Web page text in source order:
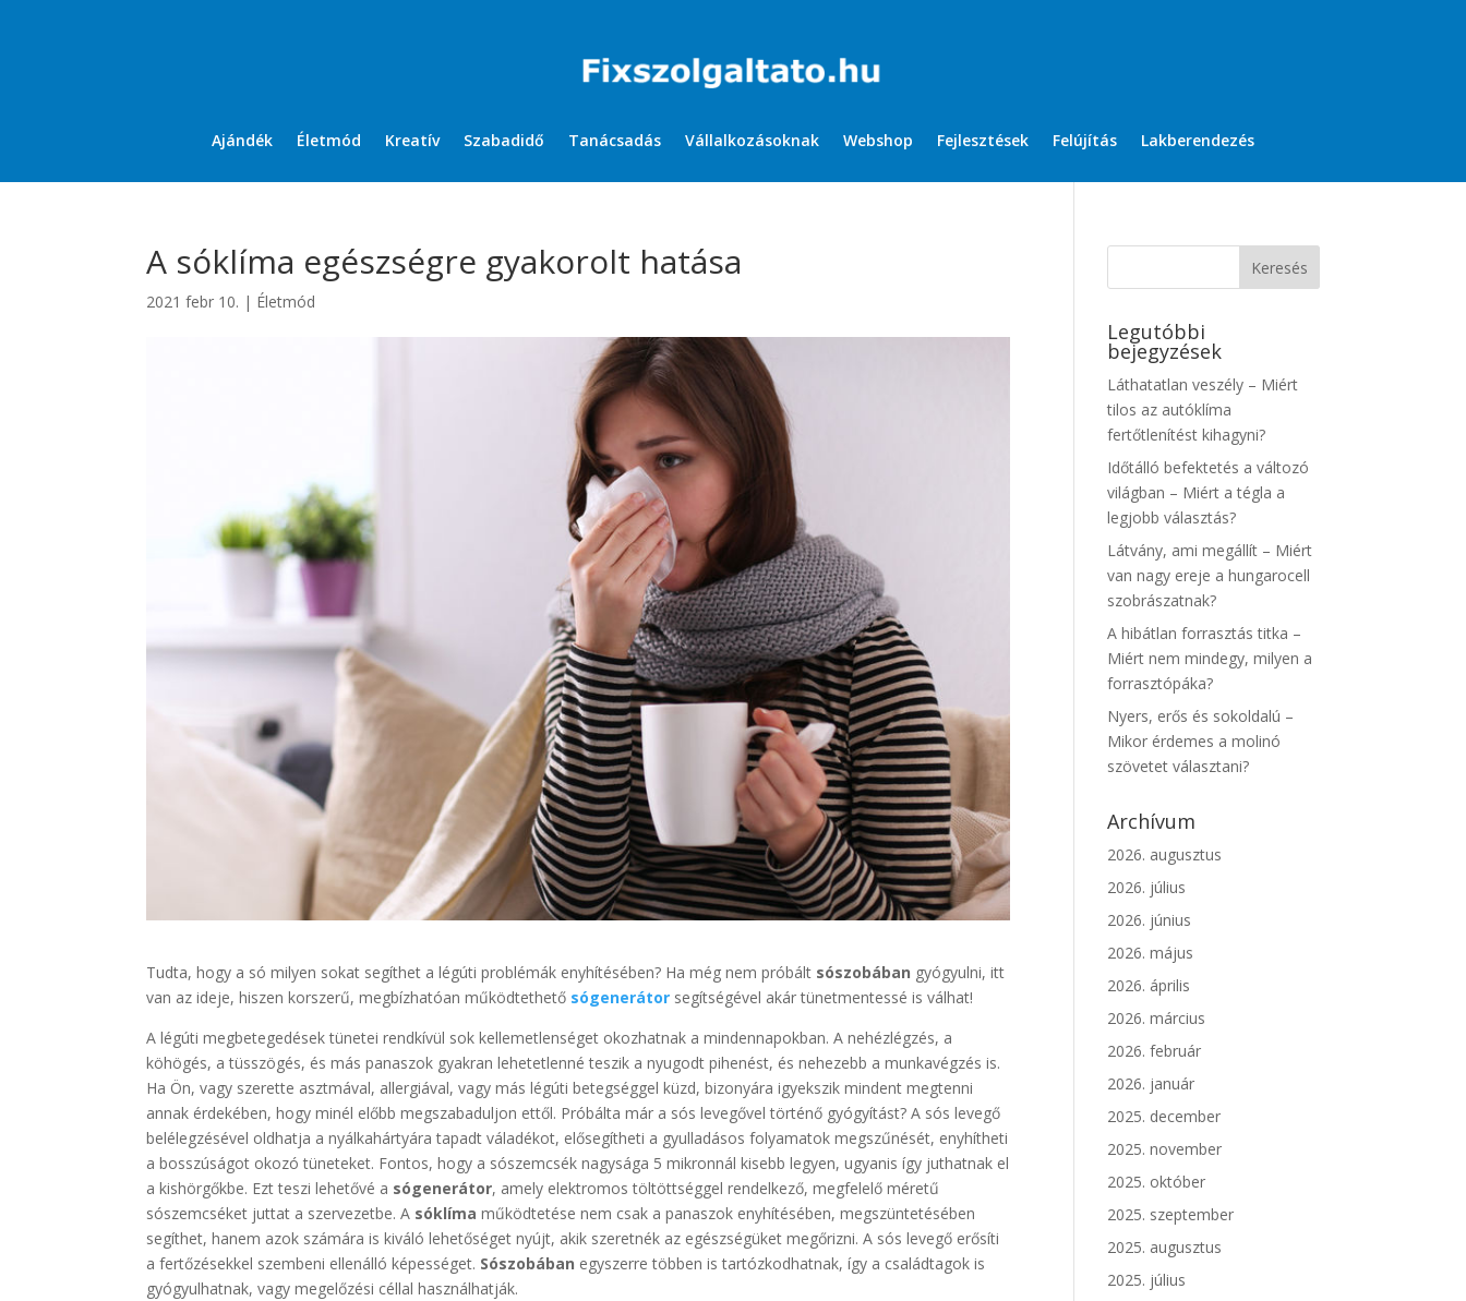
Ajándék Életmód Kreatív Szabadidő Tanácsadás Vállalkozásoknak Webshop Fejlesztések Felújítás Lakberendezés
A sóklíma egészségre gyakorolt hatása
2021 febr 10. | Életmód
Tudta, hogy a só milyen sokat segíthet a légúti problémák enyhítésében? Ha még nem próbált sószobában gyógyulni, itt
van az ideje, hiszen korszerű, megbízhatóan működtethető sógenerátor segítségével akár tünetmentessé is válhat!
A légúti megbetegedések tünetei rendkívül sok kellemetlenséget okozhatnak a mindennapokban. A nehézlégzés, a
köhögés, a tüsszögés, és más panaszok gyakran lehetetlenné teszik a nyugodt pihenést, és nehezebb a munkavégzés is.
Ha Ön, vagy szerette asztmával, allergiával, vagy más légúti betegséggel küzd, bizonyára igyekszik mindent megtenni
annak érdekében, hogy minél előbb megszabaduljon ettől. Próbálta már a sós levegővel történő gyógyítást? A sós levegő
belélegzésével oldhatja a nyálkahártyára tapadt váladékot, elősegítheti a gyulladásos folyamatok megszűnését, enyhítheti
a bosszúságot okozó tüneteket. Fontos, hogy a sószemcsék nagysága 5 mikronnál kisebb legyen, ugyanis így juthatnak el
a kishörgőkbe. Ezt teszi lehetővé a sógenerátor, amely elektromos töltöttséggel rendelkező, megfelelő méretű
sószemcséket juttat a szervezetbe. A sóklíma működtetése nem csak a panaszok enyhítésében, megszüntetésében
segíthet, hanem azok számára is kiváló lehetőséget nyújt, akik szeretnék az egészségüket megőrizni. A sós levegő erősíti
a fertőzésekkel szembeni ellenálló képességet. Sószobában egyszerre többen is tartózkodhatnak, így a családtagok is
gyógyulhatnak, vagy megelőzési céllal használhatják.
Legutóbbi
bejegyzések
Láthatatlan veszély – Miért
tilos az autóklíma
fertőtlenítést kihagyni?
Időtálló befektetés a változó
világban – Miért a tégla a
legjobb választás?
Látvány, ami megállít – Miért
van nagy ereje a hungarocell
szobrászatnak?
A hibátlan forrasztás titka –
Miért nem mindegy, milyen a
forrasztópáka?
Nyers, erős és sokoldalú –
Mikor érdemes a molinó
szövetet választani?
Archívum
2026. augusztus
2026. július
2026. június
2026. május
2026. április
2026. március
2026. február
2026. január
2025. december
2025. november
2025. október
2025. szeptember
2025. augusztus
2025. július